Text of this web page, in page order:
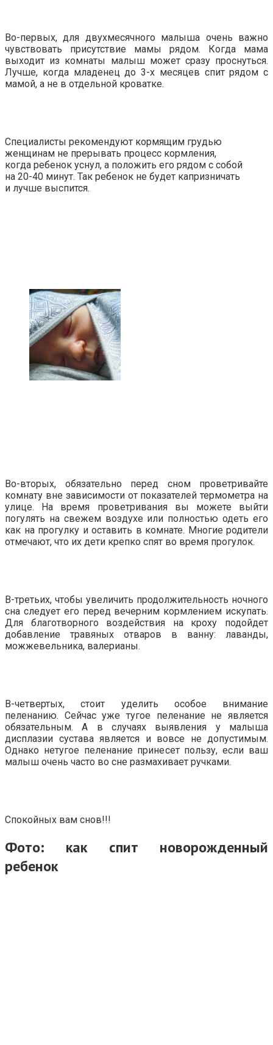
Во-первых, для двухмесячного малыша очень важно
чувствовать присутствие мамы рядом. Когда мама
выходит из комнаты малыш может сразу проснуться.
Лучше, когда младенец до 3-х месяцев спит рядом с
мамой, а не в отдельной кроватке.
Специалисты рекомендуют кормящим грудью
женщинам не прерывать процесс кормления,
когда ребенок уснул, а положить его рядом с собой
на 20-40 минут. Так ребенок не будет капризничать
и лучше выспится.
Во-вторых, обязательно перед сном проветривайте
комнату вне зависимости от показателей термометра на
улице. На время проветривания вы можете выйти
погулять на свежем воздухе или полностью одеть его
как на прогулку и оставить в комнате. Многие родители
отмечают, что их дети крепко спят во время прогулок.
В-третьих, чтобы увеличить продолжительность ночного
сна следует его перед вечерним кормлением искупать.
Для благотворного воздействия на кроху подойдет
добавление травяных отваров в ванну: лаванды,
можжевельника, валерианы.
В-четвертых, стоит уделить особое внимание
пеленанию. Сейчас уже тугое пеленание не является
обязательным. А в случаях выявления у малыша
дисплазии сустава является и вовсе не допустимым.
Однако нетугое пеленание принесет пользу, если ваш
малыш очень часто во сне размахивает ручками.
Спокойных вам снов!!!
Фото: как спит новорожденный
ребенок